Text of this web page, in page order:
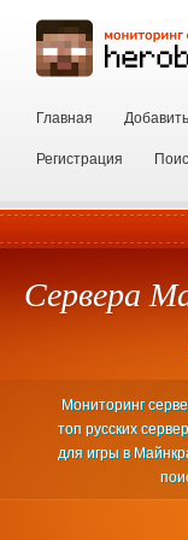
Главная
Регистрация
Сервера
Мониторинг
топ русских
для игры в